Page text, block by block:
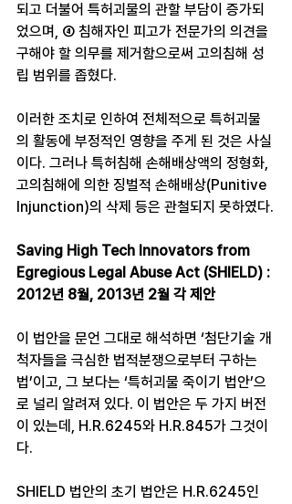
되고 더불어 특허괴물의 관할 부담이 증가되
었으며, ④ 침해자인 피고가 전문가의 의견을
구해야 할 의무를 제거함으로써 고의침해 성
립 범위를 좁혔다.
이러한 조치로 인하여 전체적으로 특허괴물
의 활동에 부정적인 영향을 주게 된 것은 사실
이다. 그러나 특허침해 손해배상액의 정형화,
고의침해에 의한 징벌적 손해배상(Punitive
Injunction)의 삭제 등은 관철되지 못하였다.
Saving High Tech Innovators from
Egregious Legal Abuse Act (SHIELD) :
2012년 8월, 2013년 2월 각 제안
이 법안을 문언 그대로 해석하면 ‘첨단기술 개
척자들을 극심한 법적분쟁으로부터 구하는
법’이고, 그 보다는 ‘특허괴물 죽이기 법안’으
로 널리 알려져 있다. 이 법안은 두 가지 버전
이 있는데, H.R.6245와 H.R.845가 그것이
다.
SHIELD 법안의 초기 법안은 H.R.6245인